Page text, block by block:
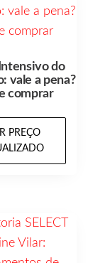
do
vale a pena?
comprar
PREÇO